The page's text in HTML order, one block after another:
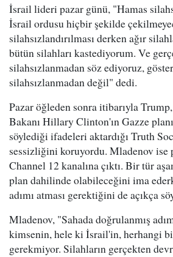
İsrail lideri pazar günü, "Hamas
İsrail ordusu hiçbir şekilde
silahsızlandırılması derken ağır
bütün silahları kastediyorum. Ve
silahsızlanmadan söz ediyoruz,
silahsızlanmadan değil" dedi.
Pazar öğleden sonra itibarıyla
Bakanı Hillary Clinton'ın Gazze
söylediği ifadeleri aktardığı Truth
sessizliğini koruyordu. Mladenov ise
Channel 12 kanalına çıktı. Bir tür
plan dahilinde olabileceğini ima
adımı atması gerektiğini de açıkça
Mladenov, "Sahada doğrulanmış
kimsenin, hele ki İsrail'in, herhangi
gerekmiyor. Silahların gerçekten